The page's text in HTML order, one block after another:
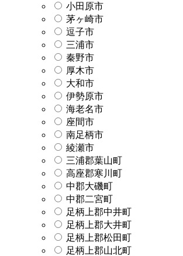
小田原市
茅ヶ崎市
逗子市
三浦市
秦野市
厚木市
大和市
伊勢原市
海老名市
座間市
南足柄市
綾瀬市
三浦郡葉山町
高座郡寒川町
中郡大磯町
中郡二宮町
足柄上郡中井町
足柄上郡大井町
足柄上郡松田町
足柄上郡山北町